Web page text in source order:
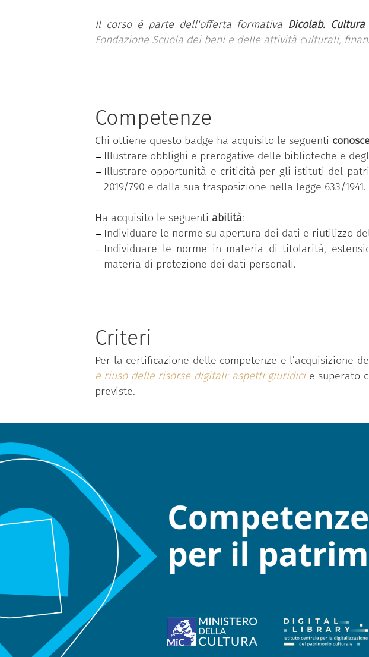
Il corso è parte dell'offerta formativa Dicolab.
Fondazione Scuola dei beni e delle attività culturali,
SEDE DEL CORSO: fad.fondazionescuolapatrimonio.it.
DURATA: 3 ore.
LINGUA DI EROGAZIONE: Italiano.
Competenze
Chi ottiene questo badge ha acquisito le seguenti
Illustrare obblighi e prerogative delle biblioteche e
Illustrare opportunità e criticità per gli istituti del
2019/790 e dalla sua trasposizione nella legge 633/1941.
Ha acquisito le seguenti abilità:
Individuare le norme su apertura dei dati e riutilizzo
Individuare le norme in materia di titolarità,
materia di protezione dei dati personali.
Criteri
Per la certificazione delle competenze e
e riuso delle risorse digitali: aspetti giuridicie superato
previste.